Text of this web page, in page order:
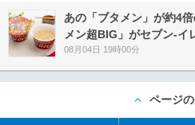
あの「ブタメン」が約4
メン超BIG」がセブン‐イ
08月04日 19時00分
ページ